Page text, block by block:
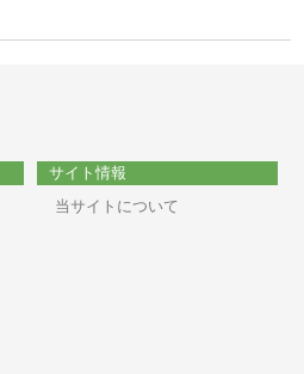
サイト情報
当サイトについて